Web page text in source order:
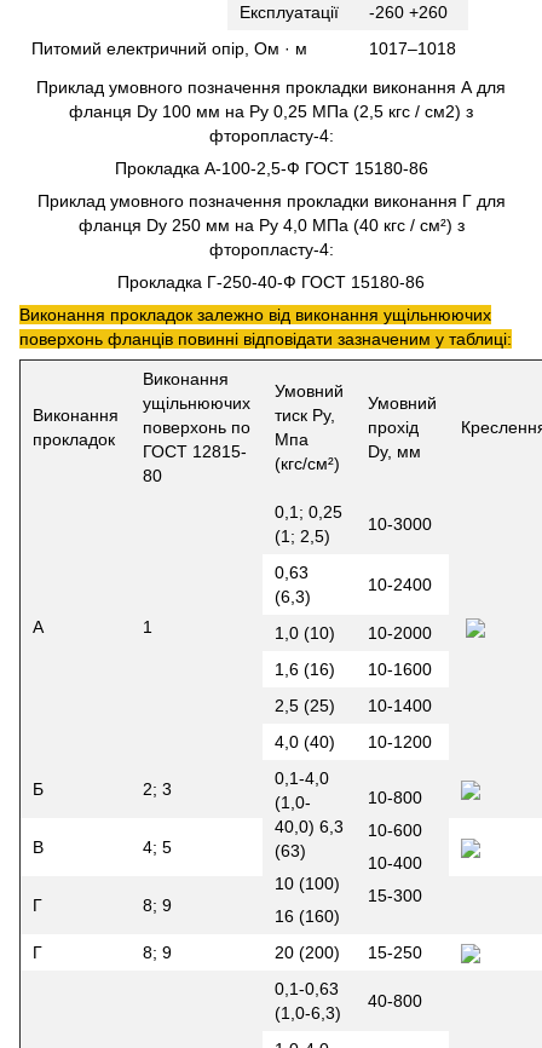
Експлуатації
-260 +260
Питомий електричний опір, Ом · м
1017–1018
Приклад умовного позначення прокладки виконання А для
фланця Dу 100 мм на Ру 0,25 МПа (2,5 кгс / см2) з
фторопласту-4:
Прокладка А-100-2,5-Ф ГОСТ 15180-86
Приклад умовного позначення прокладки виконання Г для
фланця Dу 250 мм на Ру 4,0 МПа (40 кгс / см²) з
фторопласту-4:
Прокладка Г-250-40-Ф ГОСТ 15180-86
Виконання прокладок залежно від виконання ущільнюючих
поверхонь фланців повинні відповідати зазначеним у таблиці:
Виконання
прокладок
Виконання
ущільнюючих
поверхонь по
ГОСТ 12815-
80
Умовний
тиск Ру,
Мпа
(кгс/см²)
Умовний
прохід
Dу, мм
А 1
0,1; 0,25
(1; 2,5)
10-3000
0,63
(6,3)
10-2400
1,0 (10)
10-2000
1,6 (16)
10-1600
2,5 (25)
10-1400
4,0 (40)
10-1200
Б 2; 3
0,1-4,0
(1,0-
40,0) 6,3
(63)
10 (100)
16 (160)
10-800
10-600
10-400
15-300
В 4; 5
Г 8; 9
Г 8; 9 20 (200)
15-250
0,1-0,63
(1,0-6,3)
40-800